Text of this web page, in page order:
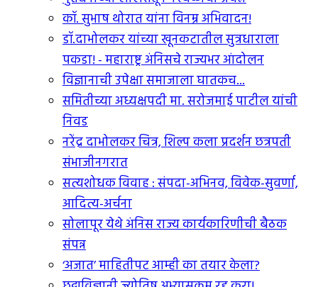
कॉ. सुभाष थोरात यांना विनम्र अभिवादन!
डॉ.दाभोलकर यांच्या खूनकटातील सुत्रधाराला
पकडा! - महाराष्ट्र अंनिसचे राज्यभर आंदोलन
विज्ञानाची उपेक्षा समाजाला घातकच...
समितीच्या अध्यक्षपदी मा. सरोजमाई पाटील यांची
निवड
नरेंद्र दाभोलकर चित्र, शिल्प कला प्रदर्शन छत्रपती
संभाजीनगरात
सत्यशोधक विवाह : संपदा-अभिनव, विवेक-सुवर्णा,
आदित्य-अर्चना
सोलापूर येथे अंनिस राज्य कार्यकारिणीची बैठक
संपन्न
‘अजात’ माहितीपट आम्ही का तयार केला?